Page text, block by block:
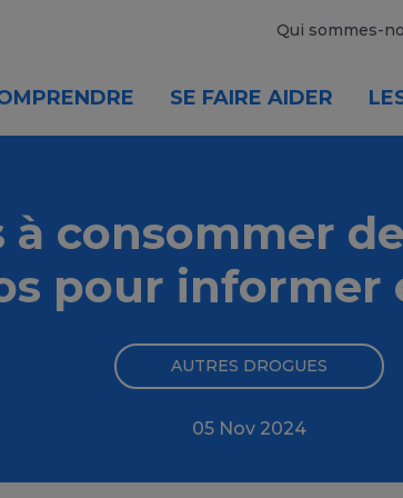
Qui sommes-
SE FAIRE AIDER
à consommer
pour informer
AUTRES DROGUES
05 Nov 2024